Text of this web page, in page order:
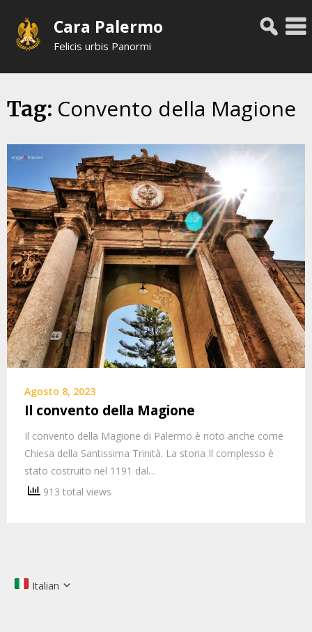
content
Cara Palermo
Felicis urbis Panormi
Tag: Convento della Magione
Agosto 8, 2023
Il convento della Magione
Il convento della Magione di Palermo è noto anche come
Chiesa della Santissima Trinità. La storia Il complesso è
stato costruito nel 1191 dal…
913 total views
Italian